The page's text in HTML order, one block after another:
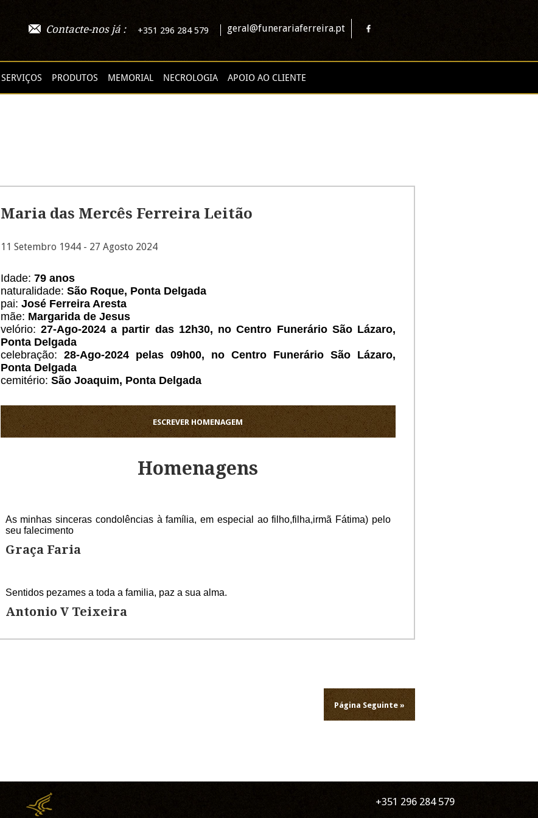
Contacte-nos já : +351 296 284 579 geral@funerariaferreira.pt
SERVIÇOS PRODUTOS MEMORIAL NECROLOGIA APOIO AO CLIENTE
Maria das Mercês Ferreira Leitão
11 Setembro 1944 - 27 Agosto 2024
Idade: 79 anos
naturalidade: São Roque, Ponta Delgada
pai: José Ferreira Aresta
mãe: Margarida de Jesus
velório: 27-Ago-2024 a partir das 12h30, no Centro Funerário São Lázaro,
Ponta Delgada
celebração: 28-Ago-2024 pelas 09h00, no Centro Funerário São Lázaro,
Ponta Delgada
cemitério: São Joaquim, Ponta Delgada
ESCREVER HOMENAGEM
Homenagens
As minhas sinceras condolências à família, em especial ao filho,filha,irmã Fátima) pelo
seu falecimento
Graça Faria
Sentidos pezames a toda a familia, paz a sua alma.
Antonio V Teixeira
que a nossa querida Merces aceitou o meu convite e me ajudou com conselhos e suporte
quando mais precisava em tempos difíceis. Desejo que se lembrem destes todos
momentos bons e muitos mais que Deus permitiu gozar na companhia de uma senhora
muito especial, querida e muito inteligente. Que Deus a tenha em eterno descanso e vos
Página Seguinte »
+351 296 284 579